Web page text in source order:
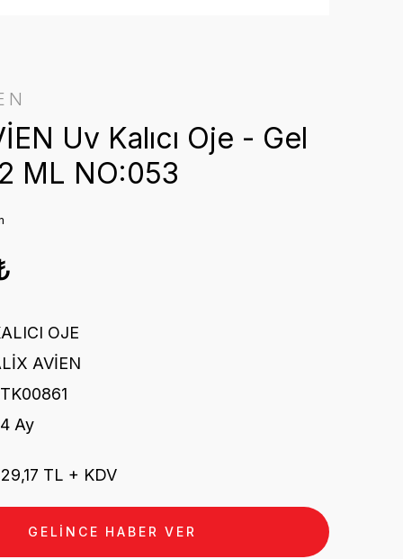
Uv Kalıcı Oje - Gel
ML NO:053
OJE
AVİEN
Ay
TL + KDV
GELİNCE HABER VER